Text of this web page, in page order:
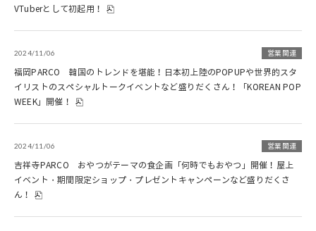
VTuberとして初起用！
2024/11/06 営業関連
福岡PARCO 韓国のトレンドを堪能！日本初上陸のPOPUPや世界的スタ
イリストのスペシャルトークイベントなど盛りだくさん！「KOREAN POP
WEEK」開催！
2024/11/06 営業関連
吉祥寺PARCO おやつがテーマの食企画「何時でもおやつ」開催！屋上
イベント・期間限定ショップ・プレゼントキャンペーンなど盛りだくさ
ん！